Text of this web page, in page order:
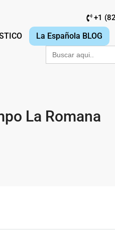
+1
La Española BLOG
Buscar:
La Romana